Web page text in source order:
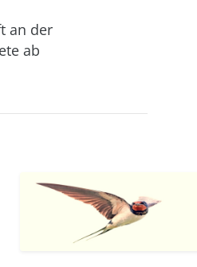
an der
ab